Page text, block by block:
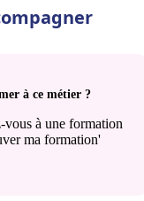
à ce métier ?
à une formation
ma formation'